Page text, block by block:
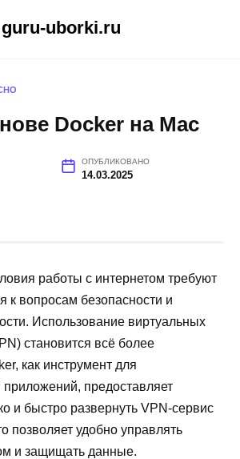
guru-uborki.ru
Docker на Mac
ОПУБЛИКОВАНО
14.03.2025
работы с интернетом требуют
к вопросам безопасности и
Использование виртуальных
становится всё более
как инструмент для
приложений, предоставляет
и быстро развернуть VPN-сервис
позволяет удобно управлять
и защищать данные.